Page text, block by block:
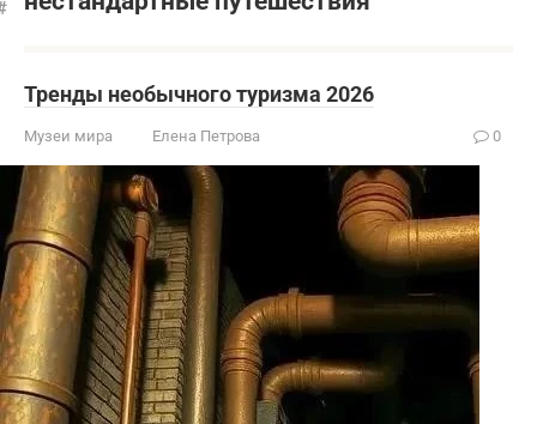
Тренды необычного туризма 2026
Музеи мира Елена Петрова 0